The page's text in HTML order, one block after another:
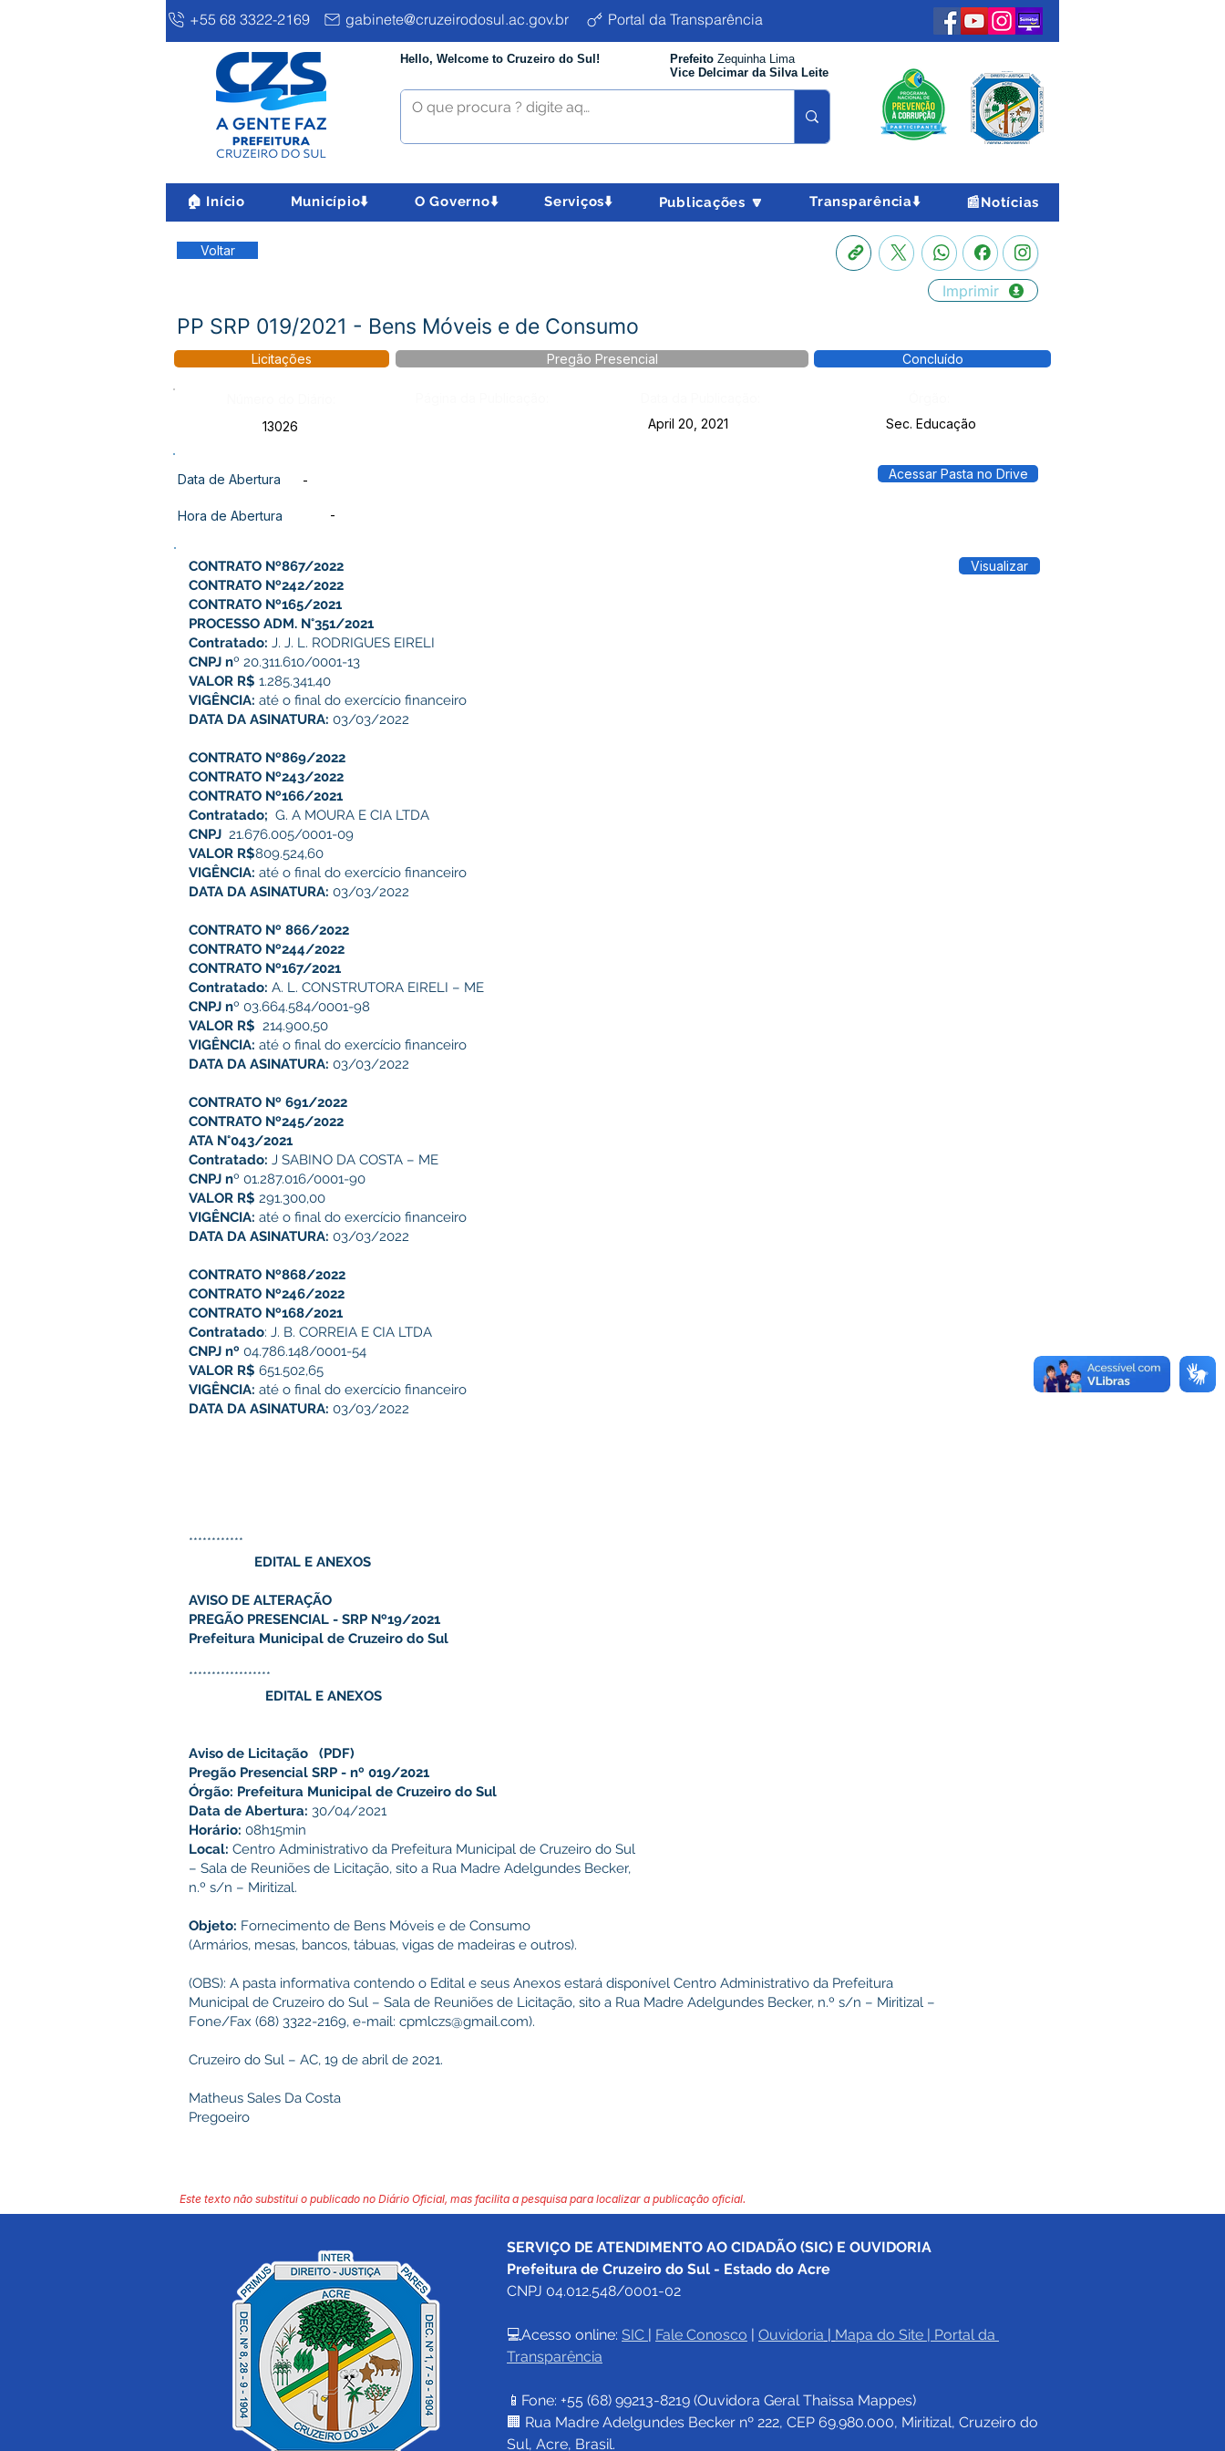
+55 68 3322-2169 gabinete@cruzeirodosul.ac.gov.br Portal da Transparência
Hello, Welcome to Cruzeiro do Sul! Prefeito Zequinha Lima
Vice Delcimar da Silva Leite
🏠 Início Município⬇️ O Governo⬇️ Serviços⬇️ Publicações 🔽 Transparência⬇️ 📰Notícias
Voltar
Imprimir
PP SRP 019/2021 - Bens Móveis e de Consumo
Licitações Pregão Presencial Concluído
13026
April 20, 2021 Sec. Educação
Data de Abertura -
Hora de Abertura -
Acessar Pasta no Drive
CONTRATO Nº867/2022
CONTRATO Nº242/2022
CONTRATO Nº165/2021
PROCESSO ADM. N°351/2021
Contratado: J. J. L. RODRIGUES EIRELI
CNPJ nº 20.311.610/0001-13
VALOR R$ 1.285.341,40
VIGÊNCIA: até o final do exercício financeiro
DATA DA ASINATURA: 03/03/2022
CONTRATO Nº869/2022
CONTRATO Nº243/2022
CONTRATO Nº166/2021
Contratado; G. A MOURA E CIA LTDA
CNPJ 21.676.005/0001-09
VALOR R$809.524,60
VIGÊNCIA: até o final do exercício financeiro
DATA DA ASINATURA: 03/03/2022
CONTRATO Nº 866/2022
CONTRATO Nº244/2022
CONTRATO Nº167/2021
Contratado: A. L. CONSTRUTORA EIRELI – ME
CNPJ nº 03.664.584/0001-98
VALOR R$ 214.900,50
VIGÊNCIA: até o final do exercício financeiro
DATA DA ASINATURA: 03/03/2022
CONTRATO Nº 691/2022
CONTRATO Nº245/2022
ATA N°043/2021
Contratado: J SABINO DA COSTA – ME
CNPJ nº 01.287.016/0001-90
VALOR R$ 291.300,00
VIGÊNCIA: até o final do exercício financeiro
DATA DA ASINATURA: 03/03/2022
CONTRATO Nº868/2022
CONTRATO Nº246/2022
CONTRATO Nº168/2021
Contratado: J. B. CORREIA E CIA LTDA
CNPJ nº 04.786.148/0001-54
VALOR R$ 651.502,65
VIGÊNCIA: até o final do exercício financeiro
DATA DA ASINATURA: 03/03/2022
************
EDITAL E ANEXOS
AVISO DE ALTERAÇÃO
PREGÃO PRESENCIAL - SRP Nº19/2021
Prefeitura Municipal de Cruzeiro do Sul
******************
EDITAL E ANEXOS
Aviso de Licitação
(PDF)
Pregão Presencial SRP - nº 019/2021
Órgão: Prefeitura Municipal de Cruzeiro do Sul
Data de Abertura: 30/04/2021
Horário: 08h15min
Local: Centro Administrativo da Prefeitura Municipal de Cruzeiro do Sul
– Sala de Reuniões de Licitação, sito a Rua Madre Adelgundes Becker,
n.º s/n – Miritizal.
Objeto: Fornecimento de Bens Móveis e de Consumo
(Armários, mesas, bancos, tábuas, vigas de madeiras e outros).
(OBS): A pasta informativa contendo o Edital e seus Anexos estará disponível Centro Administrativo da Prefeitura
Municipal de Cruzeiro do Sul – Sala de Reuniões de Licitação, sito a Rua Madre Adelgundes Becker, n.º s/n – Miritizal –
Fone/Fax (68) 3322-2169, e-mail: cpmlczs@gmail.com).
Cruzeiro do Sul – AC, 19 de abril de 2021.
Matheus Sales Da Costa
Pregoeiro
Visualizar
Este texto não substitui o publicado no Diário Oficial, mas facilita a pesquisa para localizar a publicação oficial.
SERVIÇO DE ATENDIMENTO AO CIDADÃO (SIC) E OUVIDORIA
Prefeitura de Cruzeiro do Sul - Estado do Acre
CNPJ 04.012.548/0001-02
💻Acesso online: SIC | Fale Conosco | Ouvidoria | Mapa do Site | Portal da
Transparência
📱Fone: +55 (68) 99213-8219 (Ouvidora Geral Thaissa Mappes)
🏢 Rua Madre Adelgundes Becker nº 222, CEP 69.980.000, Miritizal, Cruzeiro do
Sul, Acre, Brasil.